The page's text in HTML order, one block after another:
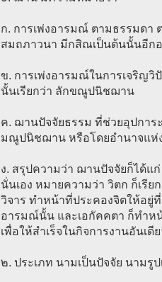
ก. การเพ่งอารมณ์ ตามธรรมดา
สมถภาวนา มีกสิณเป็นต้นนั้นอีก
ข. การเพ่งอารมณ์ในการเจริญ
นั้นเรียกว่า ลักขณูปนิชฌาน
ค. ฌานปัจจัยธรรม ที่ช่วยอุปการ
มณูปนิชฌาน หรือโดยอำนาจแ
ง. สรุปความว่า ฌานปัจจัยก็ได้แ
นั่นเอง หมายความว่า วิตก ก็เรี
วิจาร ทำหน้าที่ประคองจิตให้อ
อารมณ์นั้น และเอกัคคตา ก็ทำ
เพื่อให้สำเร็จในกิจการงานอันเ
๒. ประเภท นามเป็นปัจจัย นามรู